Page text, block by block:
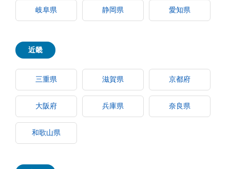
岐阜県 静岡県 愛知県
近畿
三重県 滋賀県 京都府
大阪府 兵庫県 奈良県
和歌山県